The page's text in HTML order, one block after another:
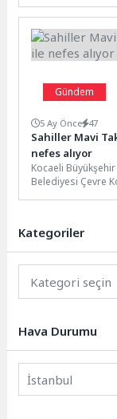
siteye açıldı. Yeni
ekiplerinin...
Gündem
5 Ay Önce 47
Sahiller Mavi
nefes alıyor
Kocaeli Büyükşehir
Belediyesi Çevre
Kategoriler
Hava Durumu